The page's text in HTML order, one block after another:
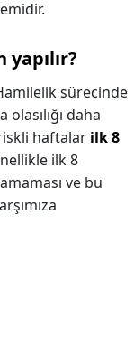
sürecinde
daha
haftalar ilk 8
ilk 8
ve bu